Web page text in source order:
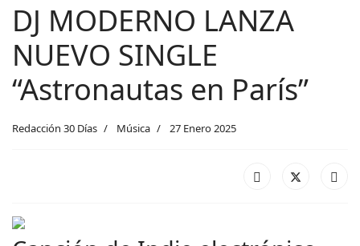
DJ MODERNO LANZA
NUEVO SINGLE
“Astronautas en París”
Redacción 30 Días Música 27 Enero 2025